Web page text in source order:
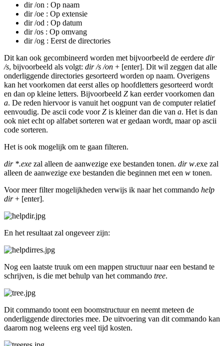
dir /on : Op naam
dir /oe : Op extensie
dir /od : Op datum
dir /os : Op omvang
dir /og : Eerst de directories
Dit kan ook gecombineerd worden met bijvoorbeeld de eerdere dir
/s, bijvoorbeeld als volgt: dir /s /on + [enter]. Dit wil zeggen dat alle
onderliggende directories gesorteerd worden op naam. Overigens
kan het voorkomen dat eerst alles op hoofdletters gesorteerd wordt
en dan op kleine letters. Bijvoorbeeld Z kan eerder voorkomen dan
a. De reden hiervoor is vanuit het oogpunt van de computer relatief
eenvoudig. De ascii code voorZ is kleiner dan die van a. Het is dan
ook niet echt op alfabet sorteren wat er gedaan wordt, maar op ascii
code sorteren.
Het is ook mogelijk om te gaan filteren.
dir *.exe zal alleen de aanwezige exe bestanden tonen. dir w.exe zal
alleen de aanwezige exe bestanden die beginnen met een w tonen.
Voor meer filter mogelijkheden verwijs ik naar het commando help
dir+ [enter].
En het resultaat zal ongeveer zijn:
Nog een laatste truuk om een mappen structuur naar een bestand te
schrijven, is die met behulp van het commando tree.
Dit commando toont een boomstructuur en neemt meteen de
onderliggende directories mee. De uitvoering van dit commando kan
daarom nog weleens erg veel tijd kosten.